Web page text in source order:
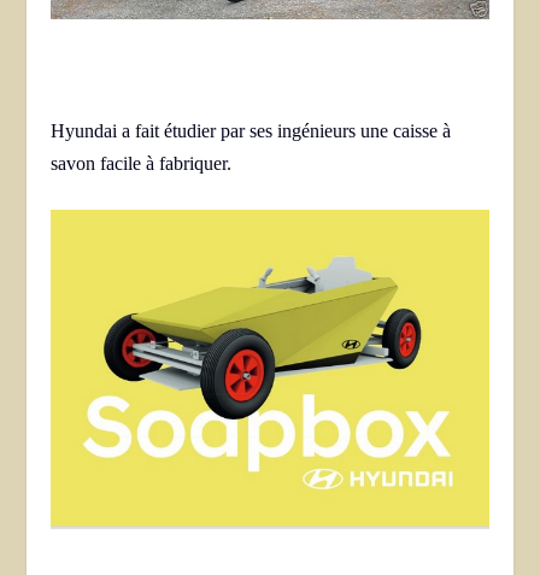
Hyundai a fait étudier par ses ingénieurs une caisse à
savon facile à fabriquer.